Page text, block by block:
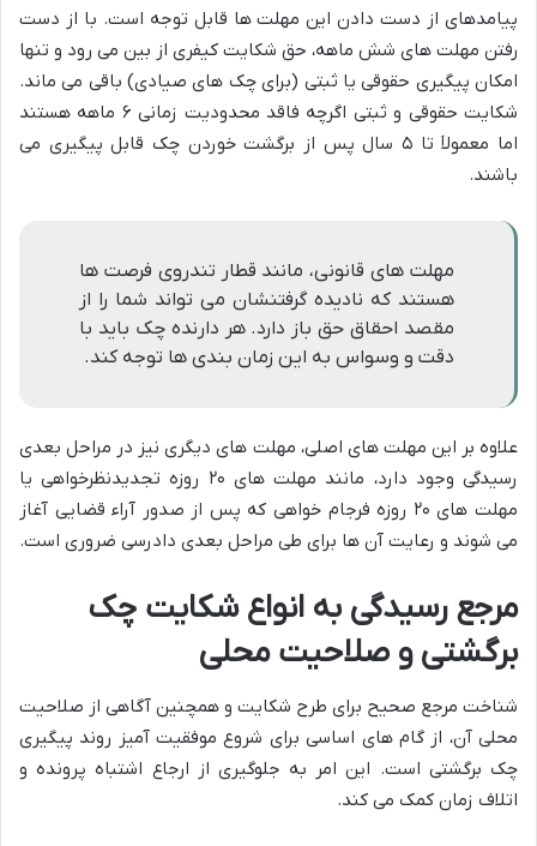
پیامدهای از دست دادن این مهلت ها قابل توجه است. با از دست
رفتن مهلت های شش ماهه، حق شکایت کیفری از بین می رود و تنها
امکان پیگیری حقوقی یا ثبتی (برای چک های صیادی) باقی می ماند.
شکایت حقوقی و ثبتی اگرچه فاقد محدودیت زمانی ۶ ماهه هستند
اما معمولاَ تا ۵ سال پس از برگشت خوردن چک قابل پیگیری می
باشند.
مهلت های قانونی، مانند قطار تندروی فرصت ها
هستند که نادیده گرفتنشان می تواند شما را از
مقصد احقاق حق باز دارد. هر دارنده چک باید با
دقت و وسواس به این زمان بندی ها توجه کند.
علاوه بر این مهلت های اصلی، مهلت های دیگری نیز در مراحل بعدی
رسیدگی وجود دارد، مانند مهلت های ۲۰ روزه تجدیدنظرخواهی یا
مهلت های ۲۰ روزه فرجام خواهی که پس از صدور آراء قضایی آغاز
می شوند و رعایت آن ها برای طی مراحل بعدی دادرسی ضروری است.
مرجع رسیدگی به انواع شکایت چک
برگشتی و صلاحیت محلی
شناخت مرجع صحیح برای طرح شکایت و همچنین آگاهی از صلاحیت
محلی آن، از گام های اساسی برای شروع موفقیت آمیز روند پیگیری
چک برگشتی است. این امر به جلوگیری از ارجاع اشتباه پرونده و
اتلاف زمان کمک می کند.